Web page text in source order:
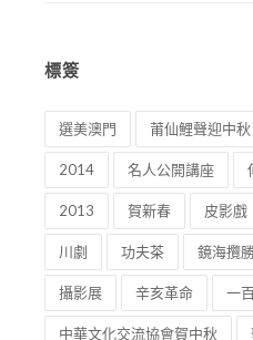
標簽
選美澳門 莆仙鯉聲迎中秋
2014 名人公開講座
2013 賀新春 皮影戲
川劇 功夫茶 鏡海攬勝